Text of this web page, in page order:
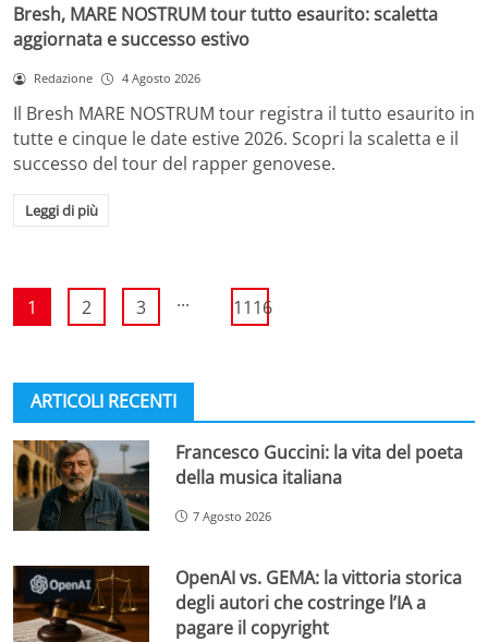
Bresh, MARE NOSTRUM tour tutto esaurito: scaletta
aggiornata e successo estivo
Redazione 4 Agosto 2026
Il Bresh MARE NOSTRUM tour registra il tutto esaurito in
tutte e cinque le date estive 2026. Scopri la scaletta e il
successo del tour del rapper genovese.
Leggi di più
1 2 3 ... 1116
ARTICOLI RECENTI
Francesco Guccini: la vita del poeta
della musica italiana
7 Agosto 2026
OpenAI vs. GEMA: la vittoria storica
degli autori che costringe l’IA a
pagare il copyright